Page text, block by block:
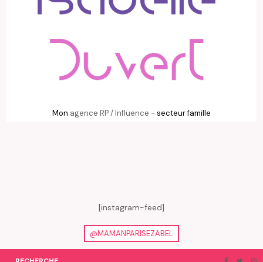
Mon agence RP / Influence - secteur famille
[instagram-feed]
@MAMANPARISEZABEL